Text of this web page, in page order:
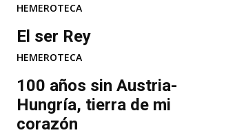
HEMEROTECA
El ser Rey
HEMEROTECA
100 años sin Austria-
Hungría, tierra de mi
corazón